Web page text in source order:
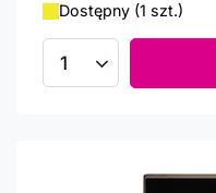
Dostępny (1 szt.)
Ilość produktów